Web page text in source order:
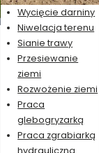
Wycięcie darniny
Niwelacja terenu
Sianie trawy
Przesiewanie
ziemi
Rozwożenie ziemi
Praca
glebogryzarką
Praca zgrabiarką